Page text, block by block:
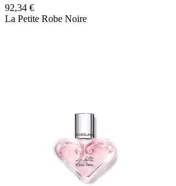
92,34 €
La Petite Robe Noire